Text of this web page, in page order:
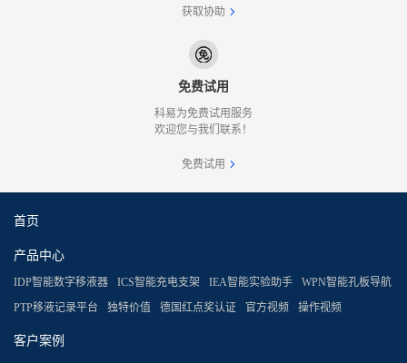
获取协助
免费试用
科易为免费试用服务
欢迎您与我们联系！
免费试用
首页
产品中心
IDP智能数字移液器 ICS智能充电支架 IEA智能实验助手
WPN智能孔板导航
PTP移液记录平台
独特价值 德国红点奖认证 官方视频 操作视频
客户案例